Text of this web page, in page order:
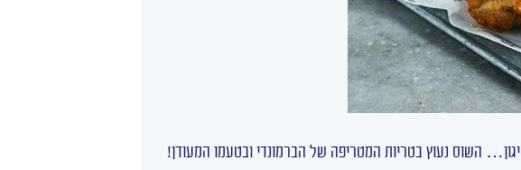
השוס נעוץ בטריות המטריפה של הברמונדי ובטעמו המעודן!